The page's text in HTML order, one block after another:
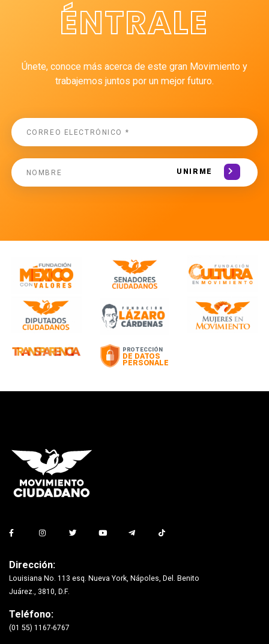
ÉNTRALE
Únete, conoce más acerca de este gran Movimiento y
trabajemos juntos por un mejor futuro.
UNIRME
Dirección:
Louisiana No. 113 esq. Nueva York, Nápoles, Del. Benito
Juárez., 3810, D.F.
Teléfono:
(01 55) 1167-6767